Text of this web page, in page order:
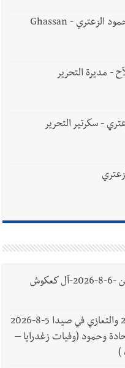
الصحافي السفير غسان محمود الزعتري - Ghassan
- مديرة التحرير
- سكرتير التحرير
وفاة الحاجة رقية محمد حمودة -الدفن -6-8-2026-آل كعكوش
وفاة مصطفى محمد موسى 3-8-2026 والتعازي في صيدا 5-8-2026
وحمود (وفيات زغدرايا –
)